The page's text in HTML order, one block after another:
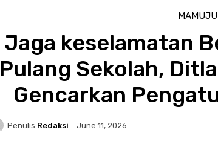
MAMUJU
Jaga keselamatan
Pulang Sekolah,
Gencarkan
Penulis Redaksi June 11, 2026